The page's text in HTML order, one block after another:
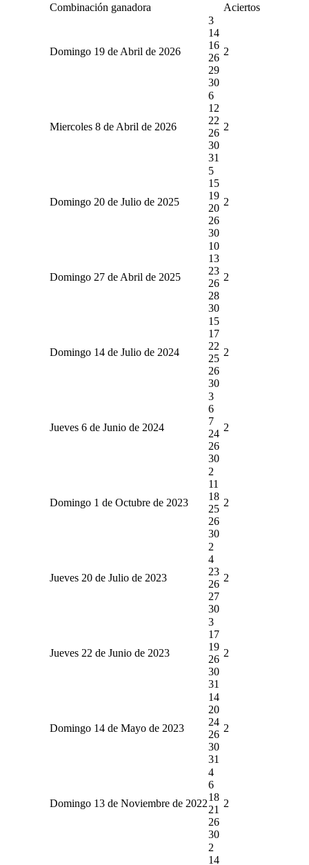
Combinación ganadora Aciertos
Domingo 19 de Abril de 2026
3
14
16
26
29
30
2
Miercoles 8 de Abril de 2026
6
12
22
26
30
31
2
Domingo 20 de Julio de 2025
5
15
19
20
26
30
2
Domingo 27 de Abril de 2025
10
13
23
26
28
30
2
Domingo 14 de Julio de 2024
15
17
22
25
26
30
2
Jueves 6 de Junio de 2024
3
6
7
24
26
30
2
Domingo 1 de Octubre de 2023
2
11
18
25
26
30
2
Jueves 20 de Julio de 2023
2
4
23
26
27
30
2
Jueves 22 de Junio de 2023
3
17
19
26
30
31
2
Domingo 14 de Mayo de 2023
14
20
24
26
30
31
2
Domingo 13 de Noviembre de 2022
4
6
18
21
26
30
2
2
14